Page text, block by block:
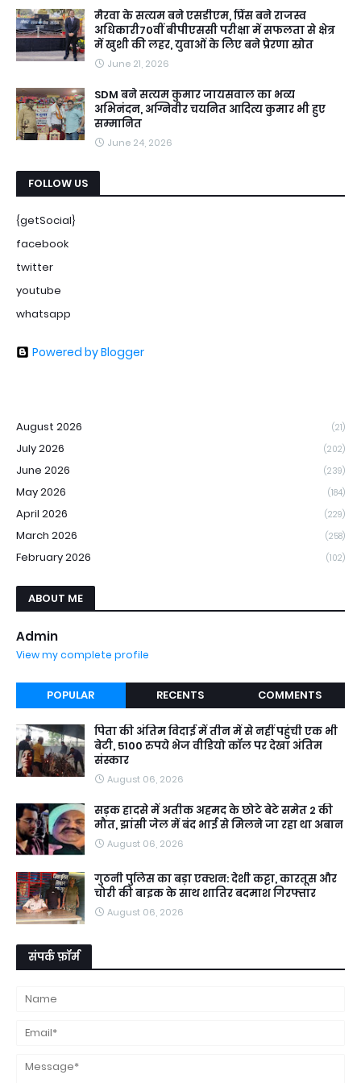
मैरवा के सत्यम बने एसडीएम, प्रिंस बने राजस्व
अधिकारी70वीं बीपीएससी परीक्षा में सफलता से क्षेत्र
में खुशी की लहर, युवाओं के लिए बने प्रेरणा स्रोत
June 21, 2026
SDM बने सत्यम कुमार जायसवाल का भव्य
अभिनंदन, अग्निवीर चयनित आदित्य कुमार भी हुए
सम्मानित
June 24, 2026
FOLLOW US
{getSocial}
facebook
twitter
youtube
whatsapp
Powered by Blogger
August 2026 (21)
July 2026 (202)
June 2026 (239)
May 2026 (184)
April 2026 (229)
March 2026 (258)
February 2026 (102)
ABOUT ME
Admin
View my complete profile
POPULAR RECENTS COMMENTS
पिता की अंतिम विदाई में तीन में से नहीं पहुंची एक भी
बेटी, 5100 रुपये भेज वीडियो कॉल पर देखा अंतिम
संस्कार
August 06, 2026
सड़क हादसे में अतीक अहमद के छोटे बेटे समेत 2 की
मौत, झांसी जेल में बंद भाई से मिलने जा रहा था अबान
August 06, 2026
गुठनी पुलिस का बड़ा एक्शन: देशी कट्टा, कारतूस और
चोरी की बाइक के साथ शातिर बदमाश गिरफ्तार
August 06, 2026
संपर्क फ़ॉर्म